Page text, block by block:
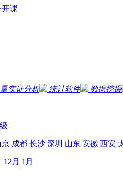
开课
实证分析 统计软件 数据挖掘
京 成都 长沙 深圳 山东 安徽 西安
12月 1月